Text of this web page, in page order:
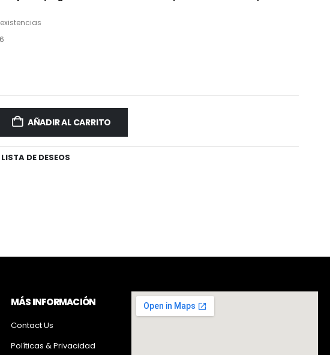
AÑADIR AL CARRITO
DE DESEOS
MÁS INFORMACIÓN
Contact Us
Políticas & Privacidad